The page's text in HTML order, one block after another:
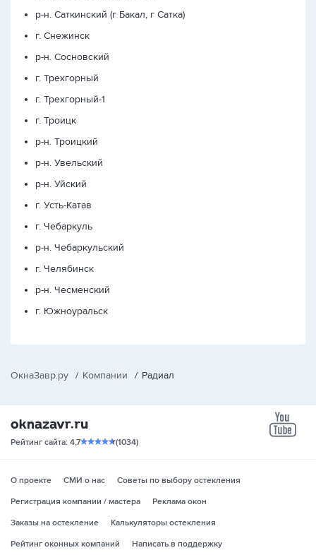
р-н. Саткинский (г Бакал, г Сатка)
г. Снежинск
р-н. Сосновский
г. Трехгорный
г. Трехгорный-1
г. Троицк
р-н. Троицкий
р-н. Увельский
р-н. Уйский
г. Усть-Катав
г. Чебаркуль
р-н. Чебаркульский
г. Челябинск
р-н. Чесменский
г. Южноуральск
ОкнаЗавр.ру / Компании / Радиал
Рейтинг сайта: 4,7 (1034)
О проекте СМИ о нас
Советы по выбору остекления
Регистрация компании / мастера
Реклама окон
Заказы на остекление
Калькуляторы остекления
Рейтинг оконных компаний
Написать в поддержку